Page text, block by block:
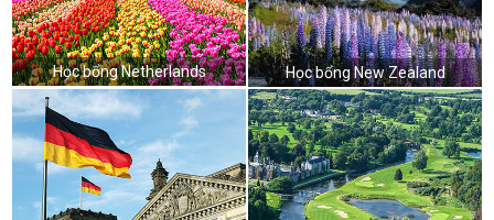
Học bổng Netherlands Học bổng New Zealand